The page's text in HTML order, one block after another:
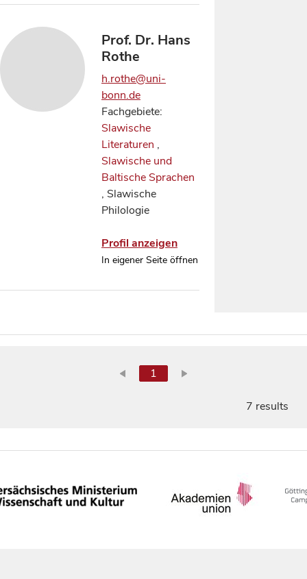
Prof. Dr. Hans
Rothe
h.rothe@uni-
bonn.de
Fachgebiete:
Slawische
Literaturen ,
Slawische und
Baltische Sprachen
, Slawische
Philologie
Profil anzeigen
In eigener Seite öffnen
1
7 results